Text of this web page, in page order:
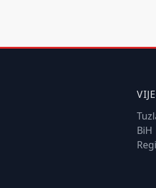
BiH